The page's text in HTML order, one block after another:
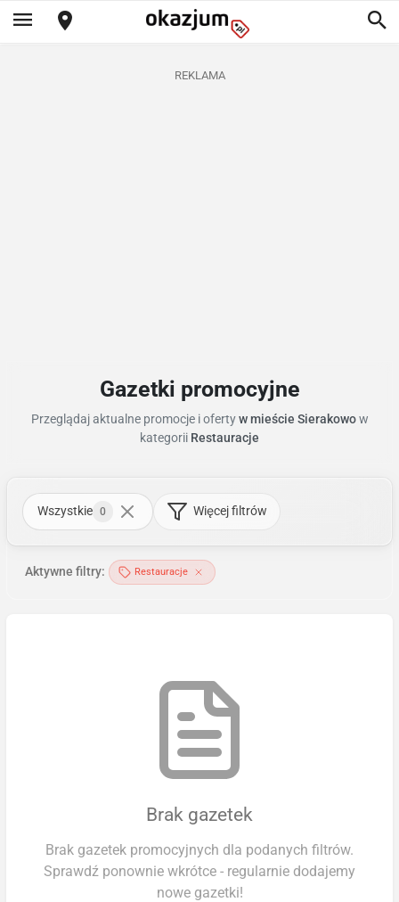
REKLAMA
Gazetki promocyjne
Przeglądaj aktualne promocje i ofertyw mieście Sierakowow
kategorii Restauracje
Wszystkie 0 Więcej filtrów
Aktywne filtry: Restauracje
Brak gazetek
Brak gazetek promocyjnych dla podanych filtrów.
Sprawdź ponownie wkrótce - regularnie dodajemy
nowe gazetki!